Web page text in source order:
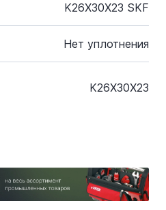
K26X30X23 SKF
Нет уплотнения
K26X30X23